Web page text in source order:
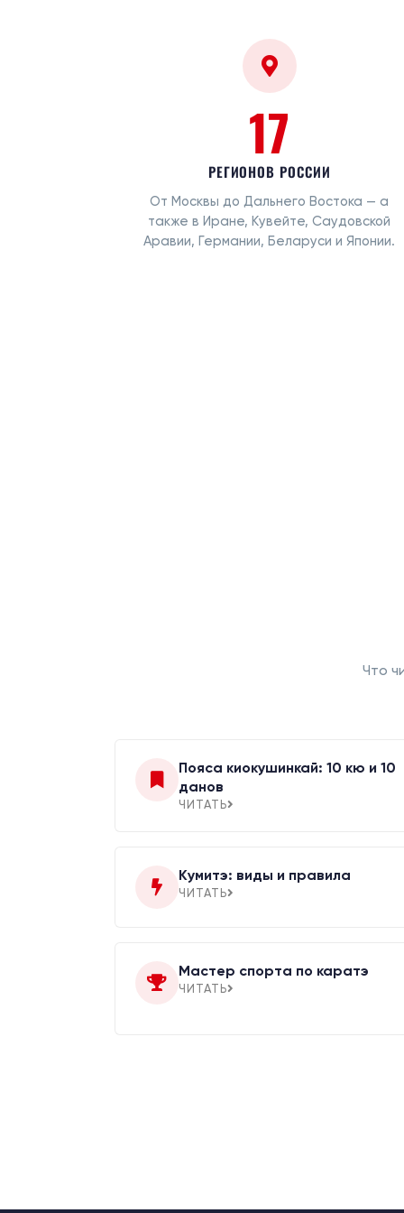
17
РЕГИОНОВ РОССИИ
От Москвы до Дальнего Востока — а
также в Иране, Кувейте, Саудовской
Аравии, Германии, Беларуси и Японии.
Что
Пояса киокушинкай: 10 кю и 10
данов
ЧИТАТЬ
Кумитэ: виды и правила
ЧИТАТЬ
Мастер спорта по каратэ
ЧИТАТЬ